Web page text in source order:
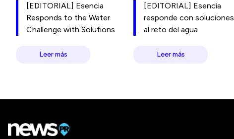
[EDITORIAL] Esencia
Responds to the Water
Challenge with Solutions
Leer más
[EDITORIAL] Esencia
responde con soluciones
al reto del agua
Leer más